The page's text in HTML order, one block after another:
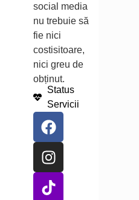
social media
nu trebuie să
fie nici
costisitoare,
nici greu de
obținut.
Status
Servicii